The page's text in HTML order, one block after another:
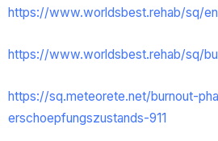
https://www.worldsbest.rehab/sq/
https://www.worldsbest.rehab/sq/
https://sq.meteorete.net/burnout-
erschoepfungszustands-911